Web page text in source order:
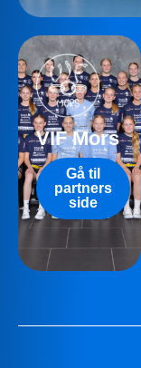
VIF Mors
Gå til
partners
side